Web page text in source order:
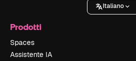
Italiano
Prodotti
Spaces
Assistente IA